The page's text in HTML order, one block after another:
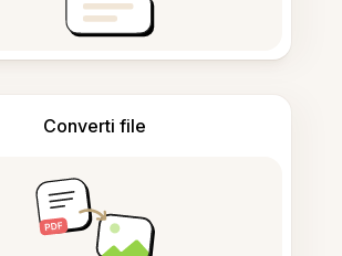
Converti file